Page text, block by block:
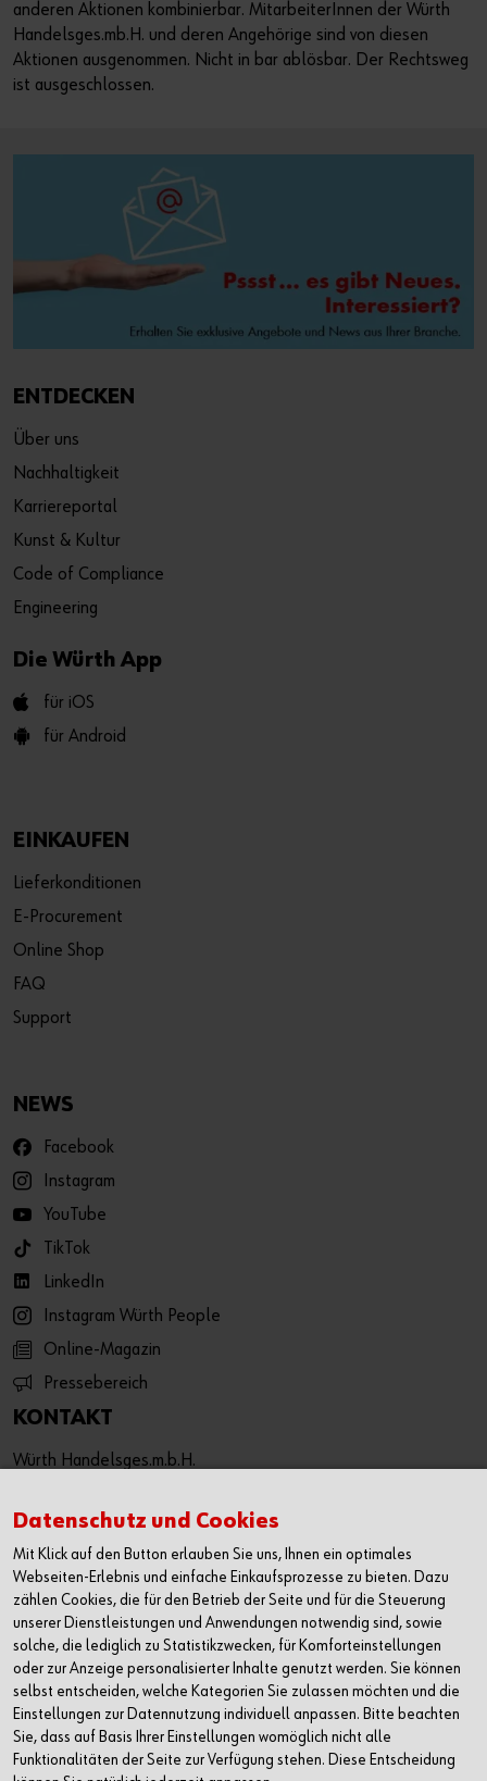
anderen Aktionen kombinierbar. MitarbeiterInnen der Würth
Handelsges.mb.H. und deren Angehörige sind von diesen
Aktionen ausgenommen. Nicht in bar ablösbar. Der Rechtsweg
ist ausgeschlossen.
ENTDECKEN
Über uns
Nachhaltigkeit
Karriereportal
Kunst & Kultur
Code of Compliance
Engineering
Die Würth App
für iOS
für Android
EINKAUFEN
Lieferkonditionen
E-Procurement
Online Shop
FAQ
Support
NEWS
Facebook
Instagram
YouTube
TikTok
LinkedIn
Instagram Würth People
Online-Magazin
Pressebereich
KONTAKT
Würth Handelsges.m.b.H.
3071 Böheimkirchen
T: +43 50 8242 0
F: +43 50 8242 53333
info@wuerth.at
oder wenden Sie sich an einen Würth Shop in Ihrer Nähe:
Würth Shop finden
Verkauf nur an Unternehmer, Gewerbetreibende, Freiberufler
und öffentliche Institutionen, nicht jedoch an Verbraucher im
Datenschutz und Cookies
Mit Klick auf den Button erlauben Sie uns, Ihnen ein optimales
Webseiten-Erlebnis und einfache Einkaufsprozesse zu bieten. Dazu
zählen Cookies, die für den Betrieb der Seite und für die Steuerung
unserer Dienstleistungen und Anwendungen notwendig sind, sowie
solche, die lediglich zu Statistikzwecken, für Komforteinstellungen
oder zur Anzeige personalisierter Inhalte genutzt werden. Sie können
selbst entscheiden, welche Kategorien Sie zulassen möchten und die
Einstellungen zur Datennutzung individuell anpassen. Bitte beachten
Sie, dass auf Basis Ihrer Einstellungen womöglich nicht alle
Funktionalitäten der Seite zur Verfügung stehen. Diese Entscheidung